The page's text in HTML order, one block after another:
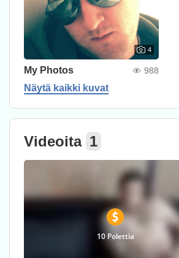
4
My Photos 988
Näytä kaikki kuvat
Videoita 1
10 Polettia